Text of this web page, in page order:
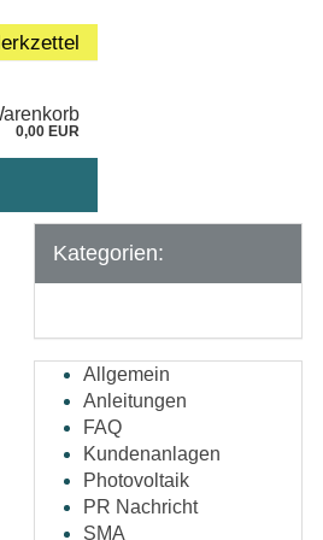
0,00 EUR
Kategorien:
Allgemein
Anleitungen
FAQ
Kundenanlagen
Photovoltaik
PR Nachricht
SMA